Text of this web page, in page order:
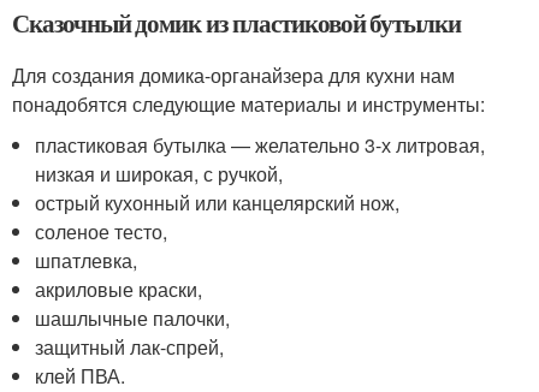
Сказочный домик из пластиковой бутылки
Для создания домика-органайзера для кухни нам
понадобятся следующие материалы и инструменты:
пластиковая бутылка — желательно 3-х литровая,
низкая и широкая, с ручкой,
острый кухонный или канцелярский нож,
соленое тесто,
шпатлевка,
акриловые краски,
шашлычные палочки,
защитный лак-спрей,
клей ПВА.